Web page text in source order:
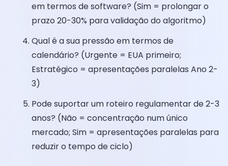
em termos de software? (Sim = prolongar o
prazo 20-30% para validação do algoritmo)
Qual é a sua pressão em termos de
calendário? (Urgente = EUA primeiro;
Estratégico = apresentações paralelas Ano 2-
3)
Pode suportar um roteiro regulamentar de 2-3
anos? (Não = concentração num único
mercado; Sim = apresentações paralelas para
reduzir o tempo de ciclo)